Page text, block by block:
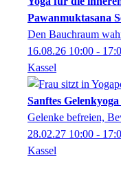
Pawanmuktasana
Den Bauchraum
16.08.26 10:00 -
Kassel
Sanftes
Gelenke befreien,
28.02.27 10:00 -
Kassel